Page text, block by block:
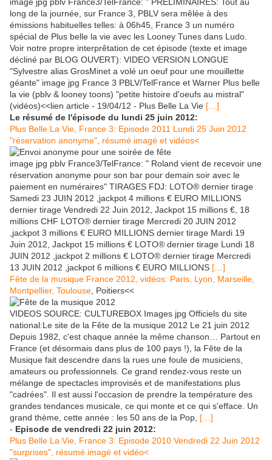
long de la journée, sur France 3, PBLV sera mêlée à des
émissions habituelles telles: à 06h45, France 3 un numéro
spécial de Plus belle la vie avec les Looney Tunes dans Ludo.
Voir notre propre interprêtation de cet épisode (texte et image
décliné par BLOG OUVERT): VIDEO VERSION LONGUE
"Sylvestre alias GrosMinet a volé un oeuf pour une mouillette
géante" image jpg France 3 PBLV/TelFrance et Warner Plus belle
la vie (pblv & looney toons) "petite histoire d'oeufs au mistral"
(vidéos)<<lien article - 19/04/12 - Plus Belle La Vie […]
Le résumé de l'épisode du lundi 25 juin 2012:
Plus Belle La Vie, France 3: Episode 2011 Lundi 25 Juin 2012
"réservation anonyme", résumé imagé et vidéos<
image jpg pblv France3/TelFrance: " Roland vient de recevoir une
réservation anonyme pour son bar pour demain soir avec le
paiement en numéraires" TIRAGES FDJ: LOTO® dernier tirage
Samedi 23 JUIN 2012 ,jackpot 4 millions € EURO MILLIONS
dernier tirage Vendredi 22 Juin 2012, Jackpot 15 millions €, 18
millions CHF LOTO® dernier tirage Mercredi 20 JUIN 2012
,jackpot 3 millions € EURO MILLIONS dernier tirage Mardi 19
Juin 2012, Jackpot 15 millions € LOTO® dernier tirage Lundi 18
JUIN 2012 ,jackpot 2 millions € LOTO® dernier tirage Mercredi
13 JUIN 2012 ,jackpot 6 millions € EURO MILLIONS […]
Fête de la musique France 2012, vidéos: Paris, Lyon, Marseille,
Montpellier, Toulouse , Poitiers<<
VIDEOS SOURCE: CULTUREBOX Images jpg Officiels du site
national:Le site de la Fête de la musique 2012 Le 21 juin 2012
Depuis 1982, c'est chaque année la même chanson… Partout en
France (et désormais dans plus de 100 pays !), la Fête de la
Musique fait descendre dans la rues une foule de musiciens,
amateurs ou professionnels. Ce grand rendez-vous reste un
mélange de spectacles improvisés et de manifestations plus
"cadrées". Il est aussi l'occasion de prendre la température des
grandes tendances musicale, ce qui monte et ce qui s'efface. Un
grand thème, cette année : les 50 ans de la Pop, […]
- Episode de vendredi 22 juin 2012:
Plus Belle La Vie, France 3: Episode 2010 Vendredi 22 Juin 2012
"surprises", résumé imagé et vidéo<